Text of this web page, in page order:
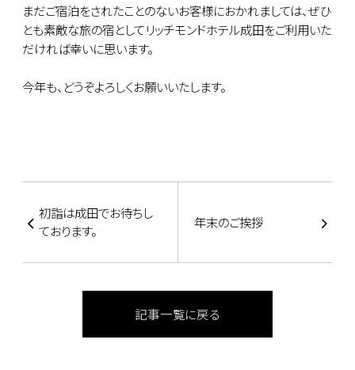
まだご宿泊をされたことのないお客様におかれましては、ぜひ
とも素敵な旅の宿としてリッチモンドホテル成田をご利用いた
だければ幸いに思います。
今年も、どうぞよろしくお願いいたします。
初詣は成田でお待ちし
ております。
年末のご挨拶
記事一覧に戻る